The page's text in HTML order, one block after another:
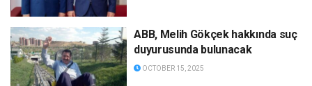
ABB, Melih Gökçek hakkında suç
duyurusunda bulunacak
OCTOBER 15, 2025